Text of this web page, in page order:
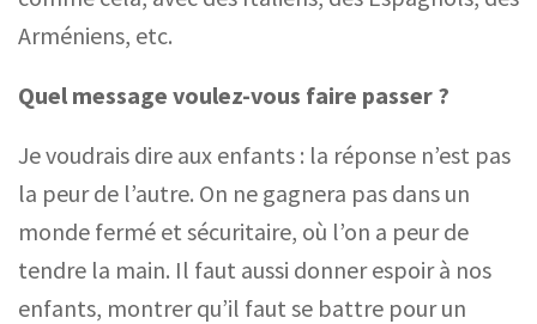
Arméniens, etc.
Quel message voulez-vous faire passer ?
Je voudrais dire aux enfants : la réponse n’est pas
la peur de l’autre. On ne gagnera pas dans un
monde fermé et sécuritaire, où l’on a peur de
tendre la main. Il faut aussi donner espoir à nos
enfants, montrer qu’il faut se battre pour un